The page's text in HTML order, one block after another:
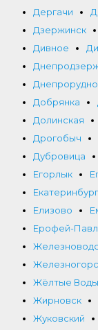
Дергачи
Дзержинск
Дивное
Добрянка
Долинская
Дрогобыч
Дубровица
Егорлык
Екатеринбург
Елизово
Ерофей-
Жёлтые Воды
Жирновск
Жуковский